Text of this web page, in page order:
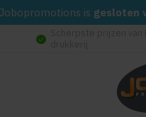
is gesloten
check_circle